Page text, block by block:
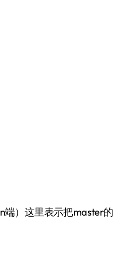
端）这里表示把master的